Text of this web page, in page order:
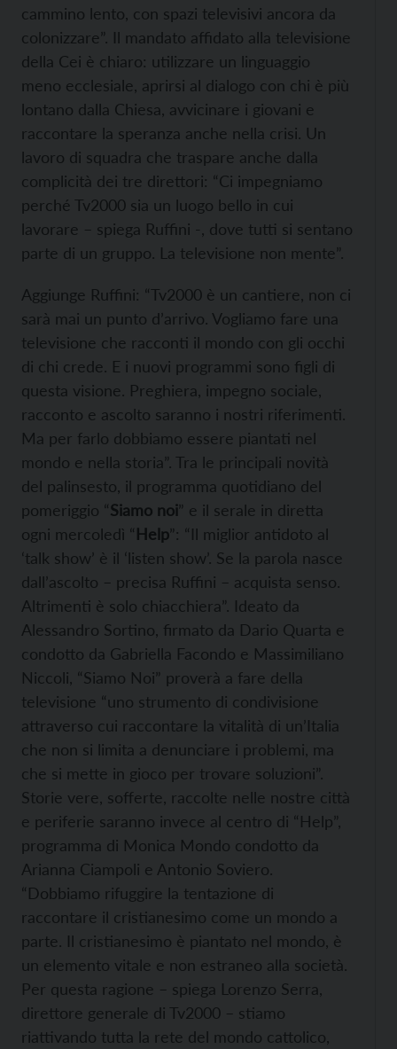
cammino lento, con spazi televisivi ancora da
colonizzare”. Il mandato affidato alla televisione
della Cei è chiaro: utilizzare un linguaggio
meno ecclesiale, aprirsi al dialogo con chi è più
lontano dalla Chiesa, avvicinare i giovani e
raccontare la speranza anche nella crisi. Un
lavoro di squadra che traspare anche dalla
complicità dei tre direttori: “Ci impegniamo
perché Tv2000 sia un luogo bello in cui
lavorare – spiega Ruffini -, dove tutti si sentano
parte di un gruppo. La televisione non mente”.
Aggiunge Ruffini: “Tv2000 è un cantiere, non ci
sarà mai un punto d’arrivo. Vogliamo fare una
televisione che racconti il mondo con gli occhi
di chi crede. E i nuovi programmi sono figli di
questa visione. Preghiera, impegno sociale,
racconto e ascolto saranno i nostri riferimenti.
Ma per farlo dobbiamo essere piantati nel
mondo e nella storia”. Tra le principali novità
del palinsesto, il programma quotidiano del
pomeriggio “Siamo noi” e il serale in diretta
ogni mercoledì “Help”: “Il miglior antidoto al
‘talk show’ è il ‘listen show’. Se la parola nasce
dall’ascolto – precisa Ruffini – acquista senso.
Altrimenti è solo chiacchiera”. Ideato da
Alessandro Sortino, firmato da Dario Quarta e
condotto da Gabriella Facondo e Massimiliano
Niccoli, “Siamo Noi” proverà a fare della
televisione “uno strumento di condivisione
attraverso cui raccontare la vitalità di un’Italia
che non si limita a denunciare i problemi, ma
che si mette in gioco per trovare soluzioni”.
Storie vere, sofferte, raccolte nelle nostre città
e periferie saranno invece al centro di “Help”,
programma di Monica Mondo condotto da
Arianna Ciampoli e Antonio Soviero.
“Dobbiamo rifuggire la tentazione di
raccontare il cristianesimo come un mondo a
parte. Il cristianesimo è piantato nel mondo, è
un elemento vitale e non estraneo alla società.
Per questa ragione – spiega Lorenzo Serra,
direttore generale di Tv2000 – stiamo
riattivando tutta la rete del mondo cattolico,